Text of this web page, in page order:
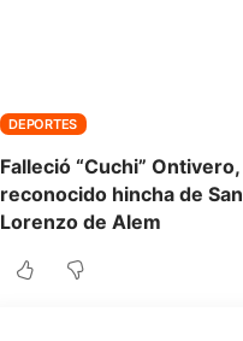
DEPORTES
Falleció “Cuchi” Ontivero,
reconocido hincha de San
Lorenzo de Alem